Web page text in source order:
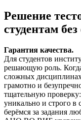
Решение
студентам
Гарантия качества.
Для студентов
решающую роль. Когда
сложных
грамотно и
тщательную
уникально и строго в
берёмся за задания